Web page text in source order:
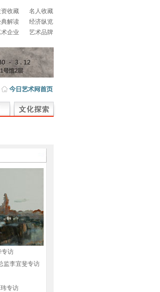
收藏
解读
企业
名人收藏
经济纵览
艺术品牌
专访
监李宜斐专访
专访